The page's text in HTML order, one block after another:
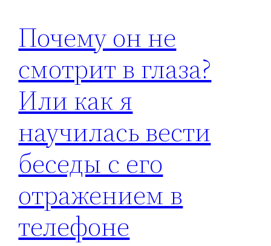
Почему он не
смотрит в глаза?
Или как я
научилась вести
беседы с его
отражением в
телефоне